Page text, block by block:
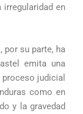
en
por su parte, ha
emita una
judicial
como en
y la gravedad